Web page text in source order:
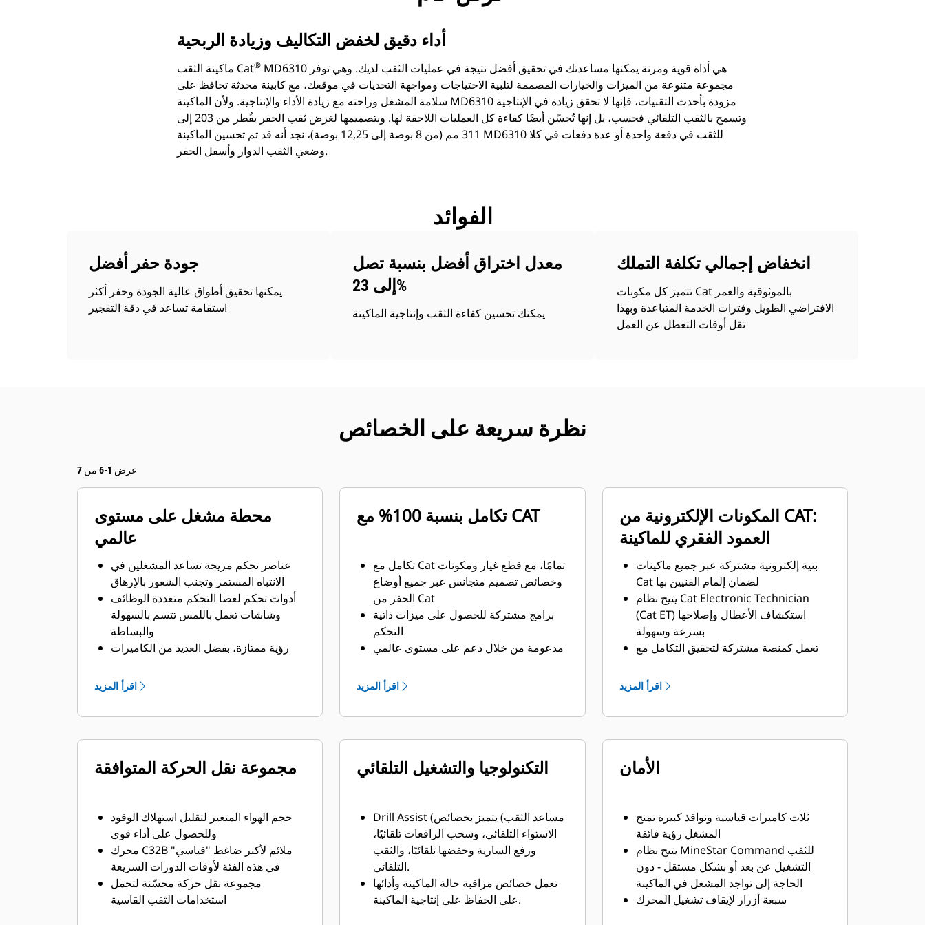
أداء دقيق لخفض التكاليف وزيادة الربحية
ماكينة الثقب Cat® MD6310 هي أداة قوية ومرنة يمكنها مساعدتك في تحقيق أفضل نتيجة في عمليات الثقب لديك. وهي توفر
مجموعة متنوعة من الميزات والخيارات المصممة لتلبية الاحتياجات ومواجهة التحديات في موقعك، مع كابينة محدثة تحافظ على
سلامة المشغل وراحته مع زيادة الأداء والإنتاجية. ولأن الماكينة MD6310 مزودة بأحدث التقنيات، فإنها لا تحقق زيادة في الإنتاجية
وتسمح بالثقب التلقائي فحسب، بل إنها تُحسّن أيضًا كفاءة كل العمليات اللاحقة لها. وبتصميمها لغرض ثقب الحفر بقُطر من 203 إلى
311 مم (من 8 بوصة إلى 12,25 بوصة)، نجد أنه قد تم تحسين الماكينة MD6310 للثقب في دفعة واحدة أو عدة دفعات في كلا
وضعي الثقب الدوار وأسفل الحفر.
الفوائد
جودة حفر أفضل
يمكنها تحقيق أطواق عالية الجودة وحفر أكثر
استقامة تساعد في دقة التفجير
معدل اختراق أفضل بنسبة تصل
إلى 23%
يمكنك تحسين كفاءة الثقب وإنتاجية الماكينة
انخفاض إجمالي تكلفة التملك
تتميز كل مكونات Cat بالموثوقية والعمر
الافتراضي الطويل وفترات الخدمة المتباعدة وبهذا
تقل أوقات التعطل عن العمل
نظرة سريعة على الخصائص
عرض 1-6 من 7
محطة مشغل على مستوى
عالمي
عناصر تحكم مريحة تساعد المشغلين في
الانتباه المستمر وتجنب الشعور بالإرهاق
أدوات تحكم لعصا التحكم متعددة الوظائف
وشاشات تعمل باللمس تتسم بالسهولة
والبساطة
رؤية ممتازة، بفضل العديد من الكاميرات
مقعد مزود بإمكانية التدفئة والتهوية بشكل
اختياري لتحسين راحة المشغل
اقرأ المزيد
تكامل بنسبة 100% مع CAT
تكامل مع Cat تمامًا، مع قطع غيار ومكونات
وخصائص تصميم متجانس عبر جميع أوضاع
الحفر من Cat
برامج مشتركة للحصول على ميزات ذاتية
التحكم
مدعومة من خلال دعم على مستوى عالمي
اقرأ المزيد
المكونات الإلكترونية من CAT:
العمود الفقري للماكينة
بنية إلكترونية مشتركة عبر جميع ماكينات
Cat لضمان إلمام الفنيين بها
يتيح نظام Cat Electronic Technician
(Cat ET) استكشاف الأعطال وإصلاحها
بسرعة وسهولة
تعمل كمنصة مشتركة لتحقيق التكامل مع
يوفر نظام Product Link™ Elite إمكانية
تتبع الأداء في الوقت الفعلي
اقرأ المزيد
مجموعة نقل الحركة المتوافقة
حجم الهواء المتغير لتقليل استهلاك الوقود
وللحصول على أداء قوي
محرك C32B ملائم لأكبر ضاغط "قياسي"
في هذه الفئة لأوقات الدورات السريعة
مجموعة نقل حركة محسّنة لتحمل
استخدامات الثقب القاسية
التكنولوجيا والتشغيل التلقائي
Drill Assist (مساعد الثقب) يتميز بخصائص
الاستواء التلقائي، وسحب الرافعات تلقائيًا،
ورفع السارية وخفضها تلقائيًا، والثقب
التلقائي.
تعمل خصائص مراقبة حالة الماكينة وأدائها
على الحفاظ على إنتاجية الماكينة.
الأمان
ثلاث كاميرات قياسية ونوافذ كبيرة تمنح
المشغل رؤية فائقة
يتيح نظام MineStar Command للثقب
التشغيل عن بعد أو بشكل مستقل - دون
الحاجة إلى تواجد المشغل في الماكينة
سبعة أزرار لإيقاف تشغيل المحرك